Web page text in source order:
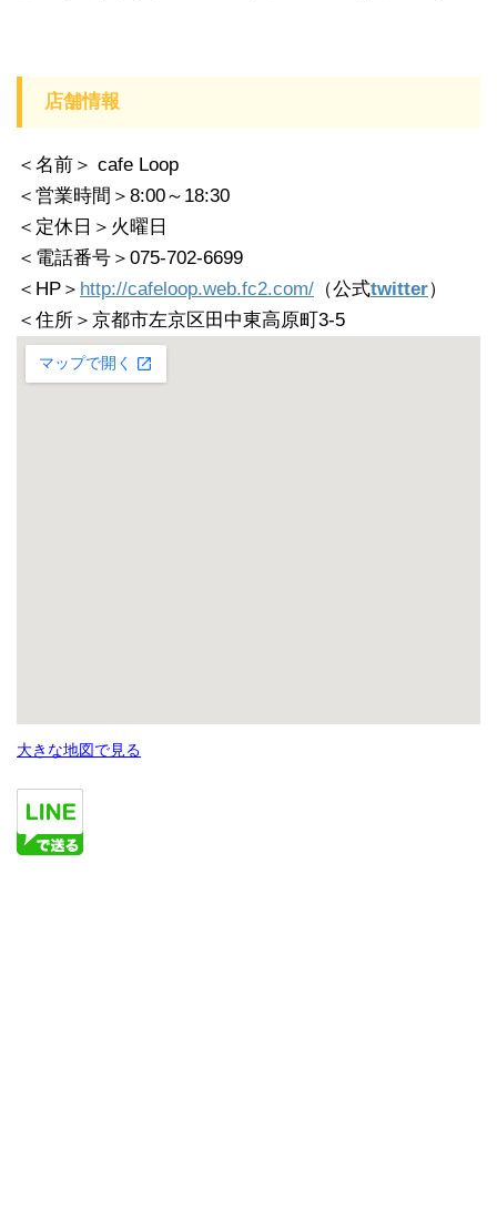
店舗情報
＜名前＞ cafe Loop
＜営業時間＞8:00～18:30
＜定休日＞火曜日
＜電話番号＞075-702-6699
＜HP＞ http://cafeloop.web.fc2.com/ （公式twitter）
＜住所＞京都市左京区田中東高原町3-5
大きな地図で見る